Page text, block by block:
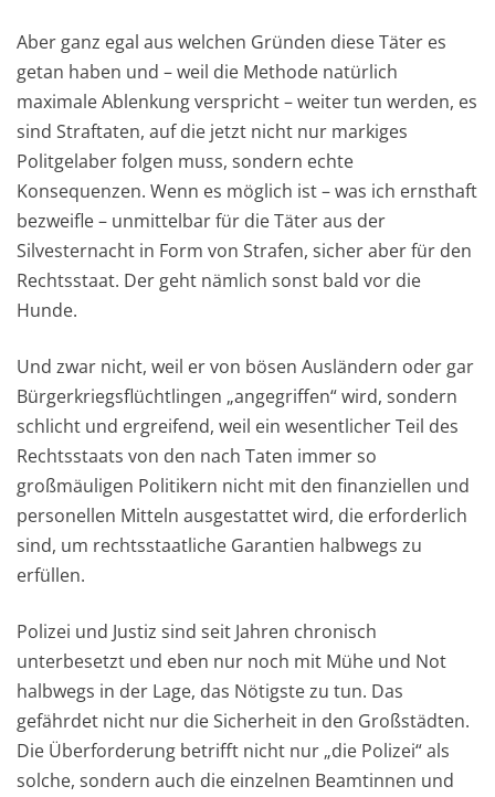
Aber ganz egal aus welchen Gründen diese Täter es
getan haben und – weil die Methode natürlich
maximale Ablenkung verspricht – weiter tun werden, es
sind Straftaten, auf die jetzt nicht nur markiges
Politgelaber folgen muss, sondern echte
Konsequenzen. Wenn es möglich ist – was ich ernsthaft
bezweifle – unmittelbar für die Täter aus der
Silvesternacht in Form von Strafen, sicher aber für den
Rechtsstaat. Der geht nämlich sonst bald vor die
Hunde.
Und zwar nicht, weil er von bösen Ausländern oder gar
Bürgerkriegsflüchtlingen „angegriffen“ wird, sondern
schlicht und ergreifend, weil ein wesentlicher Teil des
Rechtsstaats von den nach Taten immer so
großmäuligen Politikern nicht mit den finanziellen und
personellen Mitteln ausgestattet wird, die erforderlich
sind, um rechtsstaatliche Garantien halbwegs zu
erfüllen.
Polizei und Justiz sind seit Jahren chronisch
unterbesetzt und eben nur noch mit Mühe und Not
halbwegs in der Lage, das Nötigste zu tun. Das
gefährdet nicht nur die Sicherheit in den Großstädten.
Die Überforderung betrifft nicht nur „die Polizei“ als
solche, sondern auch die einzelnen Beamtinnen und